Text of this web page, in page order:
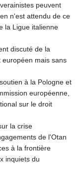
peuvent
n'est attendu de ce
la Ligue italienne
discuté de la
européen mais sans
à la Pologne et
européenne,
sur le droit
la crise
de l'Otan
à la frontière
inquiets du